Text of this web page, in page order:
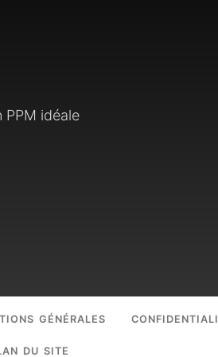
idéale
GÉNÉRALES
DU SITE